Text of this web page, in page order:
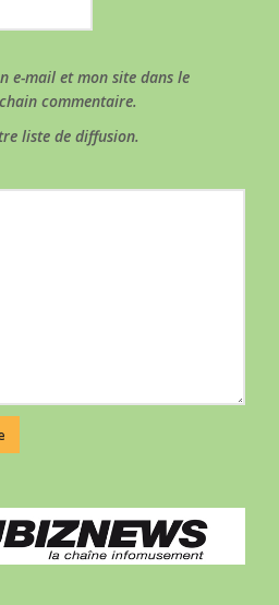
e-mail et mon site dans le
commentaire.
liste de diffusion.